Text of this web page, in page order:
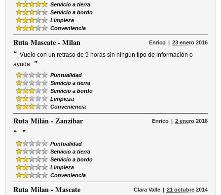
Servicio a tierra
Servicio a bordo
Limpieza
Conveniencia
RutaMascate - Milan Enrico 23 enero 2016
“ Vuelo con un retraso de 9 horas sin ningún tipo de información o
ayuda. ”
Puntualidad
Servicio a tierra
Servicio a bordo
Limpieza
Conveniencia
RutaMilán - Zanzibar Enrico 2 enero 2016
“ ”
Puntualidad
Servicio a tierra
Servicio a bordo
Limpieza
Conveniencia
RutaMilan - Mascate Clara Valle 21 octubre 2014